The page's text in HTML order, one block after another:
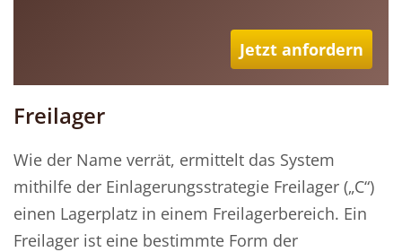
Jetzt anfordern
Freilager
Wie der Name verrät, ermittelt das System
mithilfe der Einlagerungsstrategie Freilager („C“)
einen Lagerplatz in einem Freilagerbereich. Ein
Freilager ist eine bestimmte Form der